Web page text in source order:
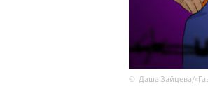
Даша Зайцева/